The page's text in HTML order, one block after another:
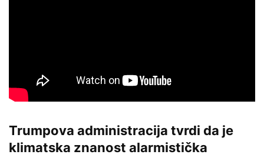
Trumpova administracija tvrdi da je
klimatska znanost alarmistička